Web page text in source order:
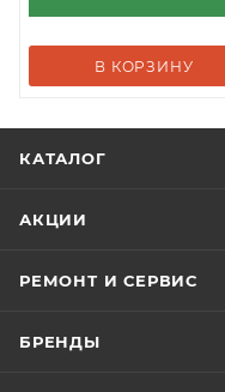
В КОРЗИНУ
КАТАЛОГ
АКЦИИ
РЕМОНТ И СЕРВИС
БРЕНДЫ